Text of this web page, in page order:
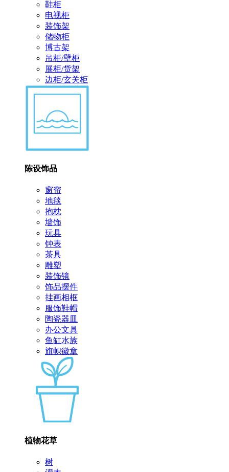
鞋柜
电视柜
装饰架
储物柜
博古架
吊柜/壁柜
展柜/货架
边柜/玄关柜
陈设饰品
窗帘
地毯
抱枕
墙饰
玩具
钟表
茶具
雕塑
装饰镜
饰品摆件
挂画相框
服饰鞋帽
陶瓷器皿
办公文具
鱼缸水族
旗帜徽章
植物花草
树